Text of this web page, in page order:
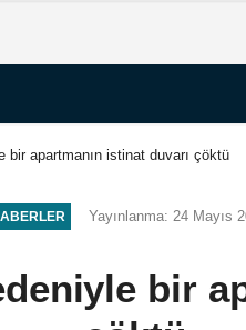
bir apartmanın istinat duvarı çöktü
Yayınlanma: 24 Mayıs
bir